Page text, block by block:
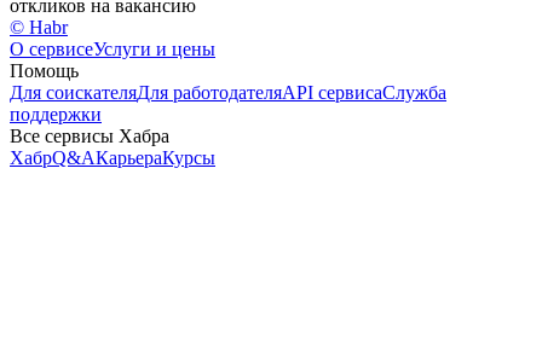
откликов на вакансию
© Habr
О сервисеУслуги и цены
Помощь
Для соискателяДля работодателяAPI сервисаСлужба
поддержки
Все сервисы Хабра
ХабрQ&AКарьераКурсы